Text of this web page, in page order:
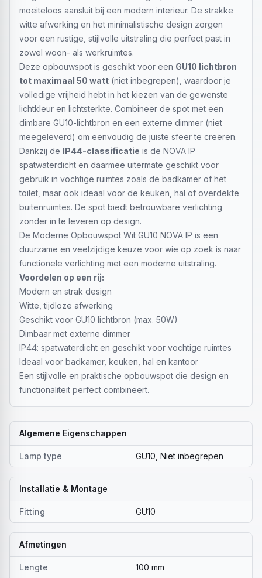
moeiteloos aansluit bij een modern interieur. De strakke
witte afwerking en het minimalistische design zorgen
voor een rustige, stijlvolle uitstraling die perfect past in
zowel woon- als werkruimtes.
Deze opbouwspot is geschikt voor een GU10 lichtbron
tot maximaal 50 watt (niet inbegrepen), waardoor je
volledige vrijheid hebt in het kiezen van de gewenste
lichtkleur en lichtsterkte. Combineer de spot met een
dimbare GU10-lichtbron en een externe dimmer (niet
meegeleverd) om eenvoudig de juiste sfeer te creëren.
Dankzij de IP44-classificatie is de NOVA IP
spatwaterdicht en daarmee uitermate geschikt voor
gebruik in vochtige ruimtes zoals de badkamer of het
toilet, maar ook ideaal voor de keuken, hal of overdekte
buitenruimtes. De spot biedt betrouwbare verlichting
zonder in te leveren op design.
De Moderne Opbouwspot Wit GU10 NOVA IP is een
duurzame en veelzijdige keuze voor wie op zoek is naar
functionele verlichting met een moderne uitstraling.
Voordelen op een rij:
Modern en strak design
Witte, tijdloze afwerking
Geschikt voor GU10 lichtbron (max. 50W)
Dimbaar met externe dimmer
IP44: spatwaterdicht en geschikt voor vochtige ruimtes
Ideaal voor badkamer, keuken, hal en kantoor
Een stijlvolle en praktische opbouwspot die design en
functionaliteit perfect combineert.
Algemene Eigenschappen
Lamp type GU10, Niet inbegrepen
Installatie & Montage
Fitting GU10
Afmetingen
Lengte 100 mm